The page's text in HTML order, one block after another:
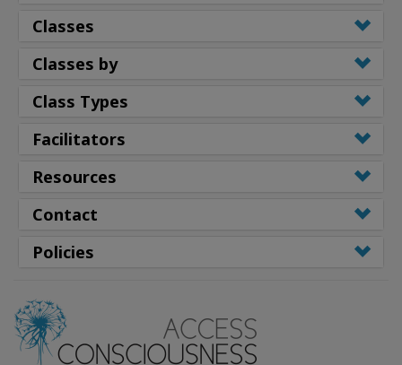
Classes
Classes by
Class Types
Facilitators
Resources
Contact
Policies